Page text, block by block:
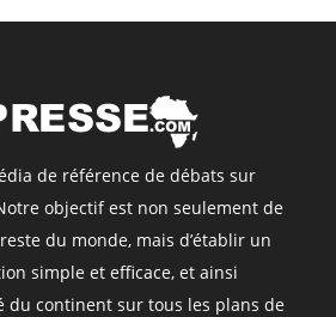
de référence de débats sur
objectif est non seulement de
du monde, mais d’établir un
simple et efficace, et ainsi
du continent sur tous les plans de